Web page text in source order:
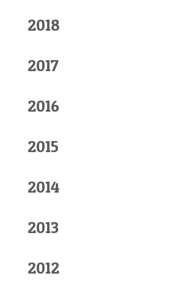
2018
2017
2016
2015
2014
2013
2012